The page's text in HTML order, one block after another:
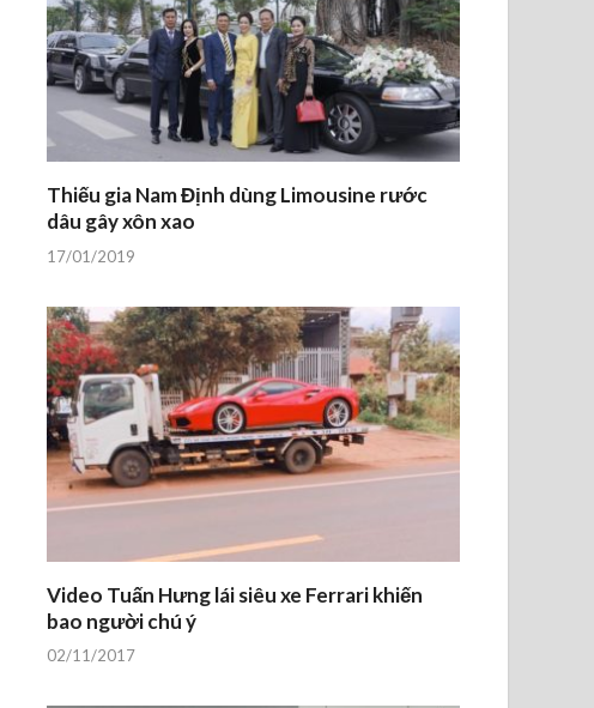
Thiếu gia Nam Định dùng Limousine rước
dâu gây xôn xao
17/01/2019
Video Tuấn Hưng lái siêu xe Ferrari khiến
bao người chú ý
02/11/2017